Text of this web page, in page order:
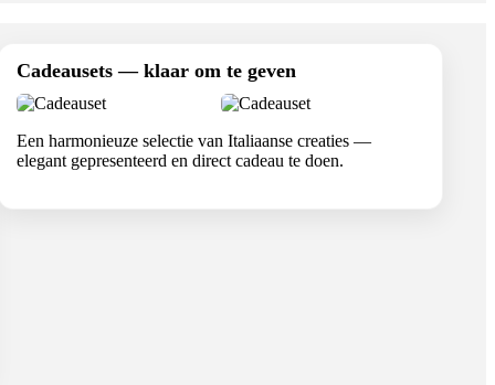
Cadeausets — klaar om te geven
Een harmonieuze selectie van Italiaanse creaties —
elegant gepresenteerd en direct cadeau te doen.